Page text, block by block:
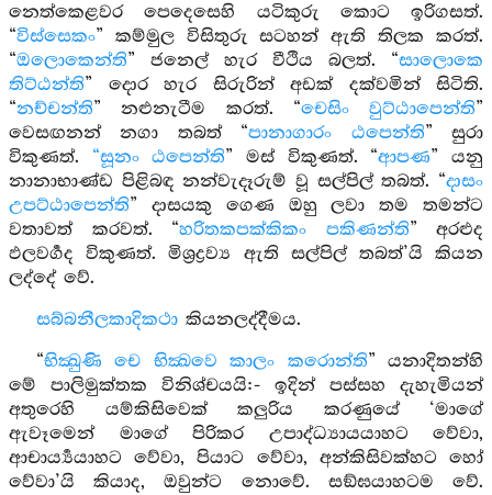
නෙත්කෙළවර පෙදෙසෙහි යටිකුරු කොට ඉරිගසත්.
“විස්සෙකං” කම්මුල විසිතුරු සටහන් ඇති තිලක කරත්.
“ඔලොකෙන්ති” ජනෙල් හැර වීථිය බලත්. “සාලොකෙ
තිට්ඨන්ති” දොර හැර සිරුරින් අඩක් දක්වමින් සිටිති.
“නච්චන්ති” නළුනැටීම කරත්. “චෙසිං වුට්ඨාපෙන්ති”
වෙසඟනන් නගා තබත් “පානාගාරං ඨපෙන්ති” සුරා
විකුණත්. “සූනං ඨපෙන්ති” මස් විකුණත්. “ආපණ” යනු
නානාභාණ්ඩ පිළිබඳ නන්වැදෑරුම් වූ සල්පිල් තබත්. “දාසං
උපට්ඨාපෙන්ති” දාසයකු ගෙණ ඔහු ලවා තම තමන්ට
වතාවත් කරවත්. “හරිතකපක්කිකං පකිණන්ති” අරළුද
ඵලවර්‍ගද විකුණත්. මිශ්‍රද්‍රව්‍ය ඇති සල්පිල් තබත්’යි කියන
ලද්දේ වේ.
සබ්බනීලකාදිකථාකියනලද්දීමය.
“භික්‍ඛුණි චෙ භික්‍ඛවෙ කාලං කරොන්ති” යනාදිතන්හි
මේ පාලිමුක්තක විනිශ්චයයි:- ඉදින් පස්සහ දැහැමියන්
අතුරෙහි යම්කිසිවෙක් කලුරිය කරණුයේ ‘මාගේ
ඇවෑමෙන් මාගේ පිරිකර උපාද්ධ්‍යායයාහට වේවා,
ආචාර්‍ය්‍යයාහට වේවා, පියාට වේවා, අන්කිසිවක්හට හෝ
වේවා’යි කියාද, ඔවුන්ට නොවේ. සඞ්ඝයාහටම වේ.